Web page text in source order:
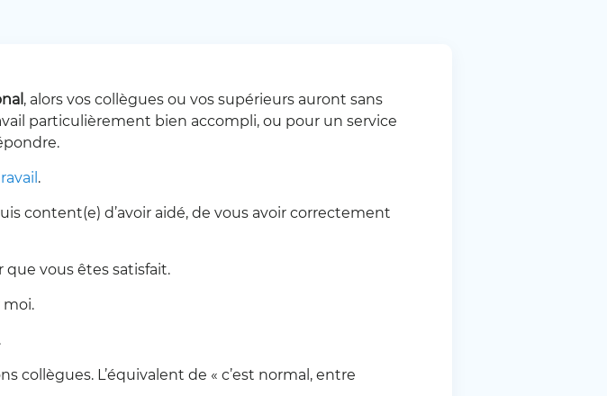
, alors vos collègues ou vos supérieurs auront sans
particulièrement bien accompli, ou pour un service
.
content(e) d’avoir aidé, de vous avoir correctement
que vous êtes satisfait.
moi.
collègues. L’équivalent de « c’est normal, entre